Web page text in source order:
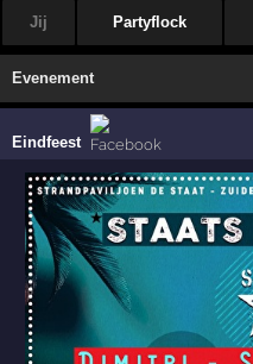
Jij Partyflock
Evenement
Eindfeest